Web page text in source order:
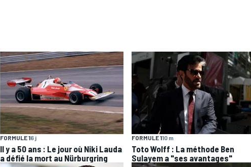
FORMULE 16 j
Il y a 50 ans : Le jour où Niki Lauda
a défié la mort au Nürburgring
FORMULE 110 m
Toto Wolff : La méthode Ben
Sulayem a "ses avantages"